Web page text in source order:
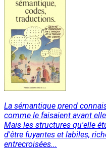
La sémantique prend
comme le faisaient avant
Mais les structures qu'elle
d'être fuyantes et labiles,
entrecroisées...